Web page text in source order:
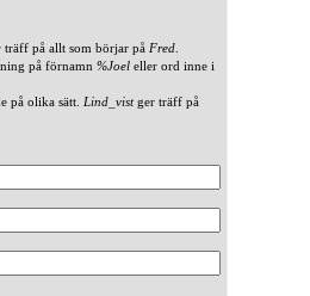
träff på allt som börjar på Fred
på förnamn %Joel eller ord inne i
på olika sätt. Lind_vistger träff på